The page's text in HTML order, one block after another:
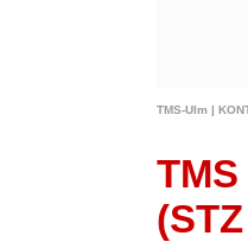
TMS-Ulm |